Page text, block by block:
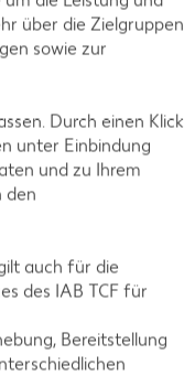
über die Zielgruppen
sowie zur
Durch einen Klick
unter Einbindung
und zu Ihrem
den
auch für die
des IAB TCF für
Bereitstellung